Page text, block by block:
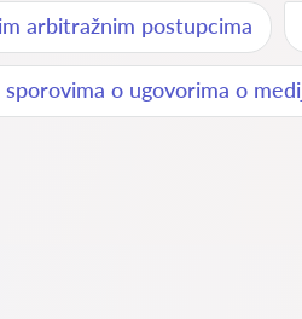
arbitražnim postupcima
o ugovorima o